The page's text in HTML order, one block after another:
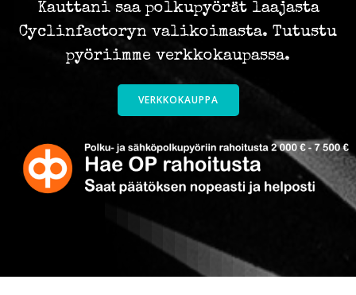
Kauttani saa polkupyörät laajasta
Cyclinfactoryn valikoimasta. Tutustu
pyöriimme verkkokaupassa.
VERKKOKAUPPA